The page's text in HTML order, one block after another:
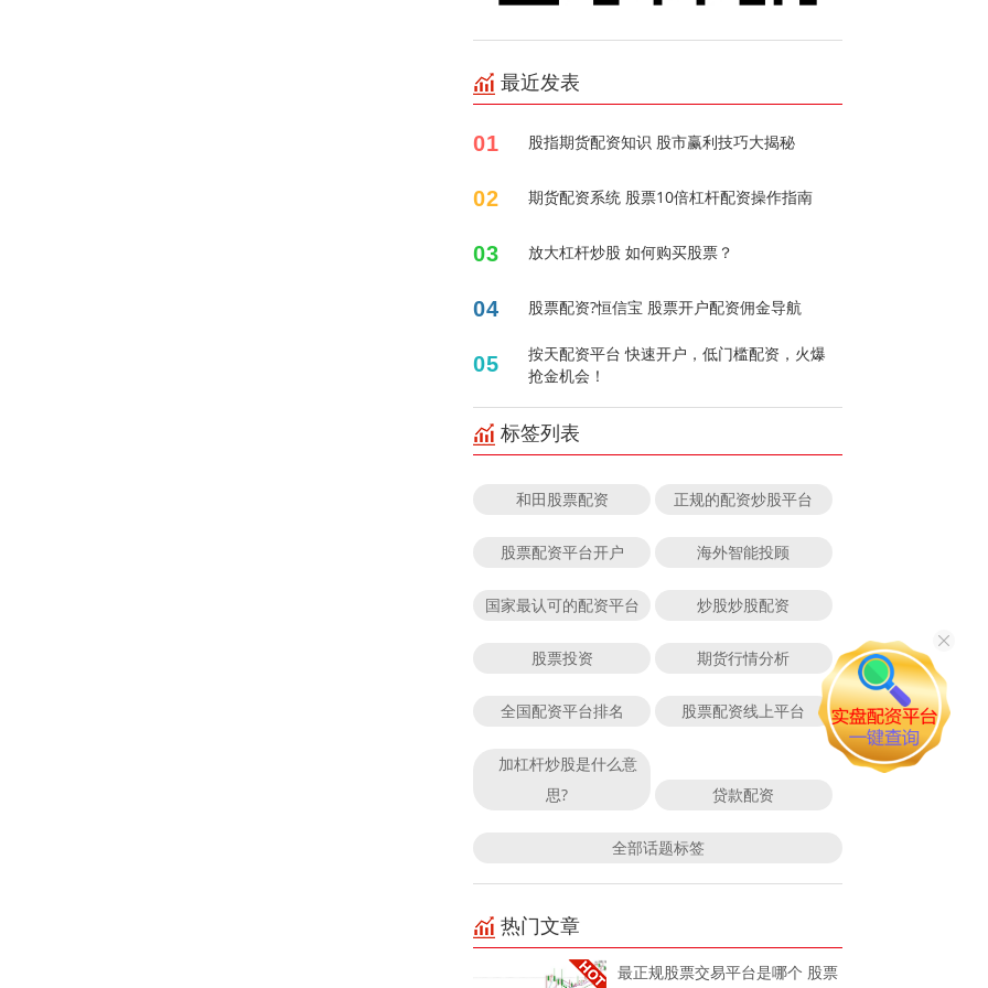
最近发表
01 股指期货配资知识 股市赢利技巧大揭秘
02 期货配资系统 股票10倍杠杆配资操作指南
03 放大杠杆炒股 如何购买股票？
04 股票配资?恒信宝 股票开户配资佣金导航
05
按天配资平台 快速开户，低门槛配资，火爆
抢金机会！
标签列表
和田股票配资 正规的配资炒股平台
股票配资平台开户 海外智能投顾
国家最认可的配资平台 炒股炒股配资
股票投资 期货行情分析
全国配资平台排名 股票配资线上平台
加杠杆炒股是什么意
思?
贷款配资
全部话题标签
热门文章
最正规股票交易平台是哪个 股票